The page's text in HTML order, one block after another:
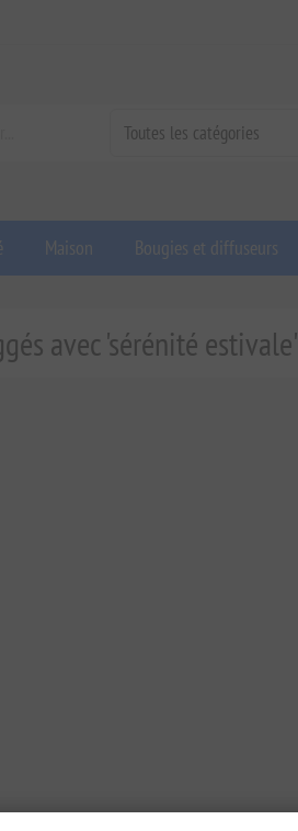
Maison Bougies et diffuseurs
avec 'sérénité estivale'